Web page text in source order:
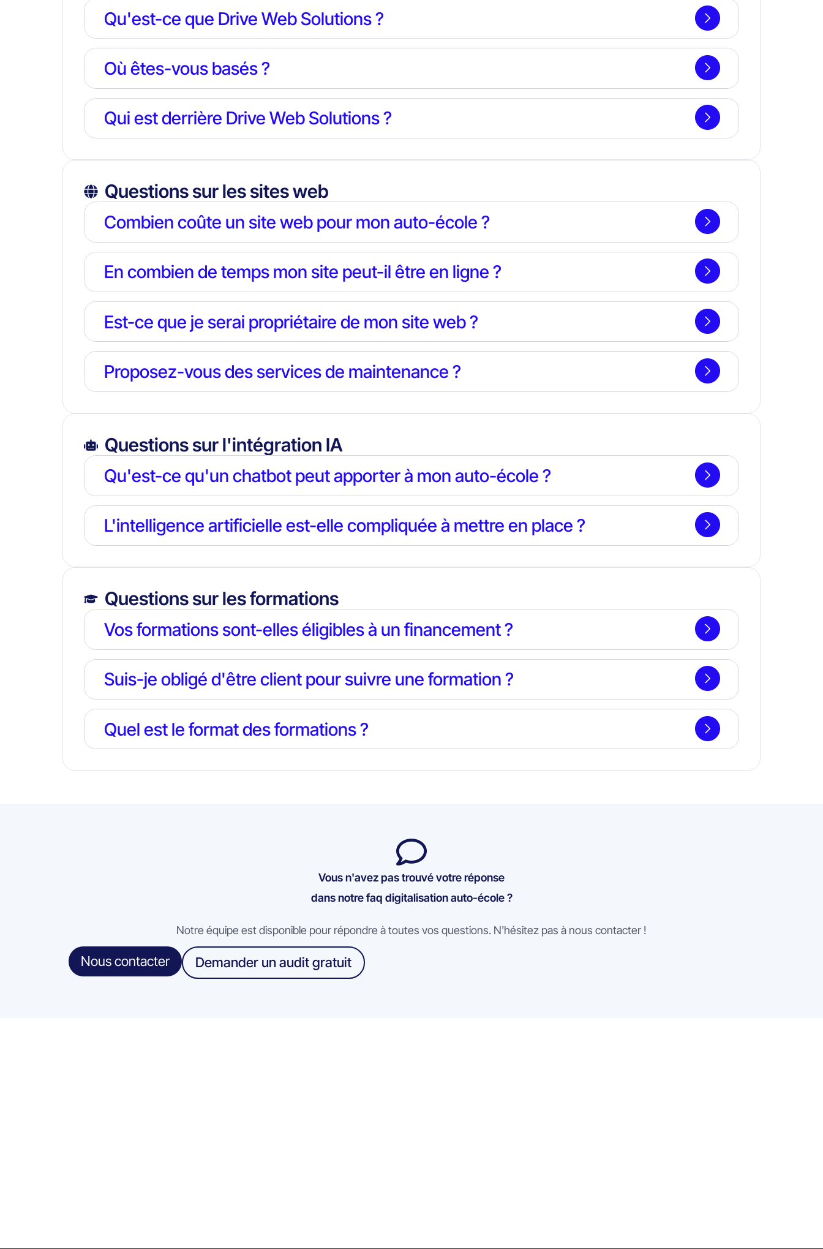
Qu'est-ce que Drive Web Solutions ?
Où êtes-vous basés ?
Qui est derrière Drive Web Solutions ?
Questions sur les sites web
Combien coûte un site web pour mon auto-école ?
En combien de temps mon site peut-il être en ligne ?
Est-ce que je serai propriétaire de mon site web ?
Proposez-vous des services de maintenance ?
Questions sur l'intégration IA
Qu'est-ce qu'un chatbot peut apporter à mon auto-école ?
L'intelligence artificielle est-elle compliquée à mettre en place ?
Questions sur les formations
Vos formations sont-elles éligibles à un financement ?
Suis-je obligé d'être client pour suivre une formation ?
Quel est le format des formations ?
Vous n'avez pas trouvé votre réponse
dans notre faq digitalisation auto-école ?
Notre équipe est disponible pour répondre à toutes vos questions. N'hésitez pas à nous contacter !
Nous contacter Demander un audit gratuit